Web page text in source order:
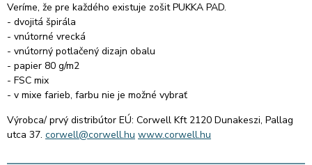
Veríme, že pre každého existuje zošit PUKKA PAD.
- dvojitá špirála
- vnútorné vrecká
- vnútorný potlačený dizajn obalu
- papier 80 g/m2
- FSC mix
- v mixe farieb, farbu nie je možné vybrať
Výrobca/ prvý distribútor EÚ: Corwell Kft 2120 Dunakeszi, Pallag
utca 37. corwell@corwell.hu www.corwell.hu